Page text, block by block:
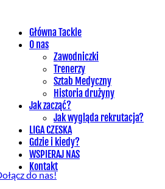
Główna Tackle
O nas
Zawodniczki
Trenerzy
Sztab Medyczny
Historia drużyny
Jak zacząć?
Jak wygląda rekrutacja?
LIGA CZESKA
Gdzie i kiedy?
WSPIERAJ NAS
Kontakt
do nas!